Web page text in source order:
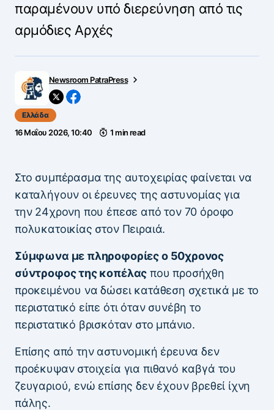
παραμένουν υπό διερεύνηση από τις
αρμόδιες Αρχές
Newsroom PatraPress
Ελλάδα
16 Μαΐου 2026, 10:40 1 min read
Στο συμπέρασμα της αυτοχειρίας φαίνεται να
καταλήγουν οι έρευνες της αστυνομίας για
την 24χρονη που έπεσε από τον 70 όροφο
πολυκατοικίας στον Πειραιά.
Σύμφωνα με πληροφορίες ο 50χρονος
σύντροφος της κοπέλας που προσήχθη
προκειμένου να δώσει κατάθεση σχετικά με το
περιστατικό είπε ότι όταν συνέβη το
περιστατικό βρισκόταν στο μπάνιο.
Επίσης από την αστυνομική έρευνα δεν
προέκυψαν στοιχεία για πιθανό καβγά του
ζευγαριού, ενώ επίσης δεν έχουν βρεθεί ίχνη
πάλης.